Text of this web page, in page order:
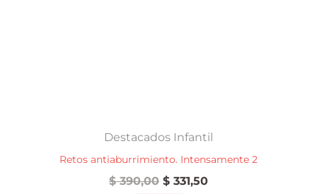
Destacados Infantil
Retos antiaburrimiento. Intensamente 2
$390,00 El
$ 331,50El